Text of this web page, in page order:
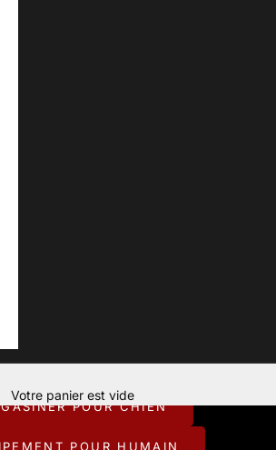
Votre panier est vide
POUR CHIEN
POUR HUMAIN